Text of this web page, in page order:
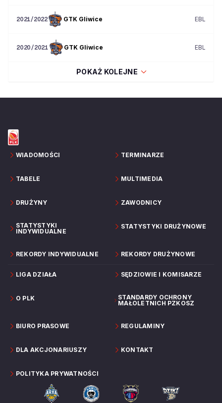
2021/2022 GTK Gliwice EBL
2020/2021 GTK Gliwice EBL
POKAŻ KOLEJNE
WIADOMOŚCI TERMINARZE
TABELE MULTIMEDIA
DRUŻYNY ZAWODNICY
STATYSTYKI
INDYWIDUALNE
STATYSTYKI DRUŻYNOWE
REKORDY INDYWIDUALNE REKORDY DRUŻYNOWE
LIGA DZIAŁA SĘDZIOWIE I KOMISARZE
O PLK
STANDARDY OCHRONY
MAŁOLETNICH PZKOSZ
BIURO PRASOWE REGULAMINY
DLA AKCJONARIUSZY KONTAKT
POLITYKA PRYWATNOŚCI